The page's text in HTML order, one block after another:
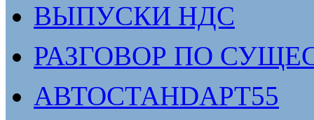
ВЫПУСКИ НДС
РАЗГОВОР ПО
АВТОСТАНDАРТ55